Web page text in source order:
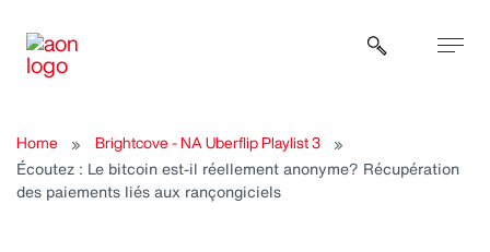
Open
Home
Brightcove - NA Uberflip Playlist 3
Écoutez : Le bitcoin est-il réellement anonyme? Récupération
des paiements liés aux rançongiciels